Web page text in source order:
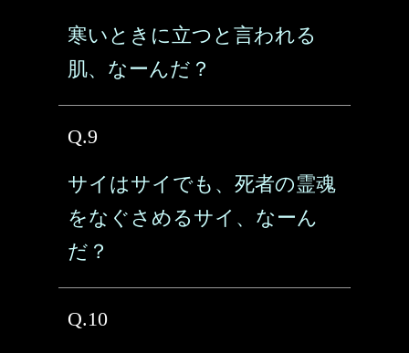
寒いときに立つと言われる
肌、なーんだ？
Q.9
サイはサイでも、死者の霊魂
をなぐさめるサイ、なーん
だ？
Q.10